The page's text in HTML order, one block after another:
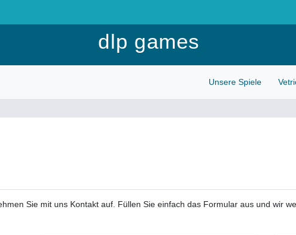
dlp games
Unsere Spiele
Sie mit uns Kontakt auf. Füllen Sie einfach das Formular aus und wir